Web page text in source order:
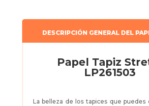
DESCRIPCIÓN GENERAL DEL
Papel Tapiz
LP261503
La belleza de los tapices que puedes